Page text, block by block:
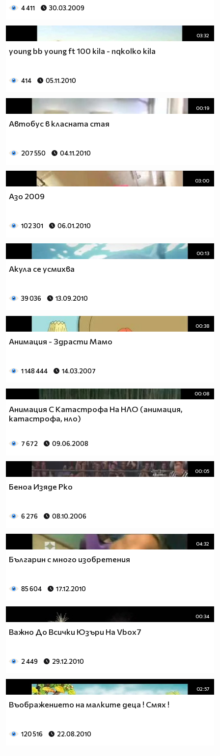
4 411 30.03.2009
03:32
young bb young ft 100 kila - nqkolko kila
414 05.11.2010
00:19
Автобус в класната стая
207 550 04.11.2010
03:00
Азо 2009
102 301 06.01.2010
00:13
Акула се усмихва
39 036 13.09.2010
00:38
Анимация - Здрасти Мамо
1 148 444 14.03.2007
00:08
Анимация С Катастрофа На НЛО (анимация,
катастрофа, нло)
7 672 09.06.2008
00:05
Беноа Изяде Рко
6 276 08.10.2006
04:32
Българин с много изобретения
85 604 17.12.2010
00:34
Важно До Всички Юзъри На Vbox7
2 449 29.12.2010
02:57
Въображението на малките деца ! Смях !
120 516 22.08.2010